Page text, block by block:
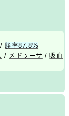
勝率87.8%
/ メドゥーサ /吸血